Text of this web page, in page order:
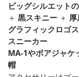
ビッグシルエット
＋ 黒スキニー ＋
グラフィックロゴ
スニーカー
MA-1やボアジャケ
帽